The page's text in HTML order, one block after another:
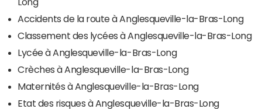
Long
Accidents de la route à Anglesqueville-la-Bras-Long
Classement des lycées à Anglesqueville-la-Bras-Long
Lycée à Anglesqueville-la-Bras-Long
Crèches à Anglesqueville-la-Bras-Long
Maternités à Anglesqueville-la-Bras-Long
Etat des risques à Anglesqueville-la-Bras-Long